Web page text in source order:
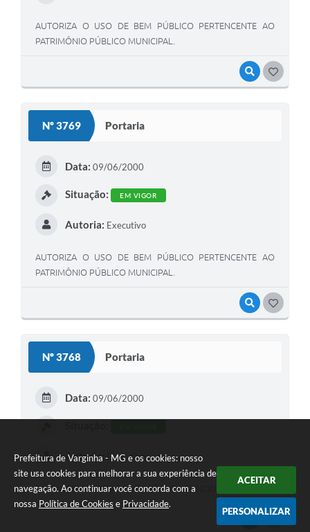
Prefeitura de Varginha - MG e os cookies: nosso
site usa cookies para melhorar a sua experiência de
navegação. Ao continuar você concorda com a
nossa Política de Cookies e Privacidade.
ACEITAR
PERSONALIZAR
VISUALIZAR
AUTORIZA O USO DE BEM PÚBLICO PERTENCENTE AO
PATRIMÔNIO PÚBLICO MUNICIPAL.
Nº 3769 Portaria
VISUALIZAR
Data: 09/06/2000
Situação: EM VIGOR
Autoria: Executivo
AUTORIZA O USO DE BEM PÚBLICO PERTENCENTE AO
PATRIMÔNIO PÚBLICO MUNICIPAL.
Nº 3768 Portaria
Data: 09/06/2000
Autoria: Executivo
TORNA SEM EFEITO NOMEAÇÕES DE FUNCIONÁRIOS